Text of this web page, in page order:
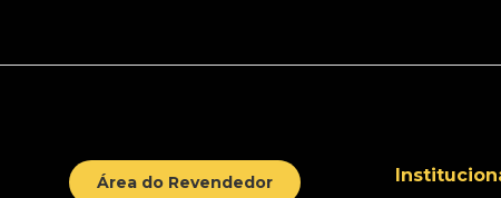
Área do Revendedor